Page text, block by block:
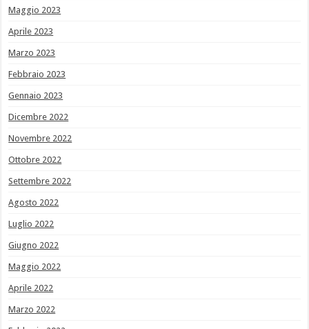
Maggio 2023
Aprile 2023
Marzo 2023
Febbraio 2023
Gennaio 2023
Dicembre 2022
Novembre 2022
Ottobre 2022
Settembre 2022
Agosto 2022
Luglio 2022
Giugno 2022
Maggio 2022
Aprile 2022
Marzo 2022